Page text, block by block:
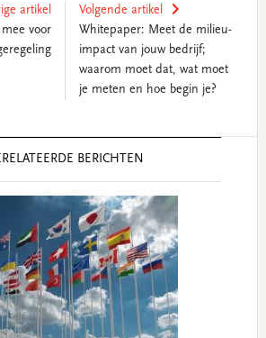
artikel
voor
Volgende artikel
Whitepaper: Meet de milieu-
impact van jouw bedrijf;
waarom moet dat, wat moet
je meten en hoe begin je?
BERICHTEN